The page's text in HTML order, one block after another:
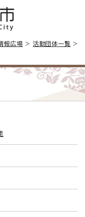
報広場 > 活動団体一覧 >